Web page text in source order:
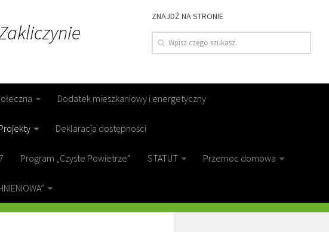
ZNAJDŹ NA STRONIE
Dodatek mieszkaniowy i energetyczny
Deklaracja dostępności
Program „Czyste Powietrze” STATUT Przemoc domowa